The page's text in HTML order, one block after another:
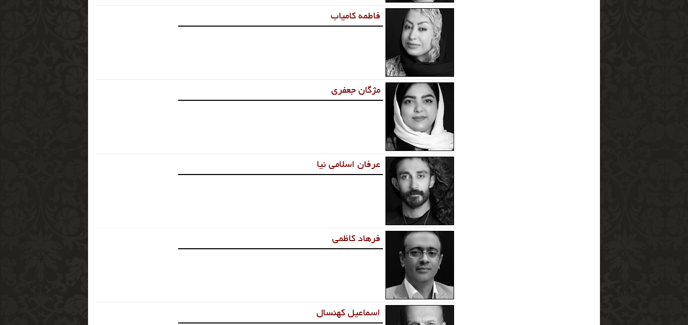
فاطمه کامیاب
مژگان جعفری
عرفان اسلامی نیا
فرهاد کاظمی
اسماعیل کهنسال